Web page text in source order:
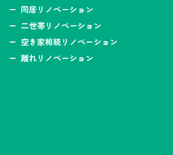
同居リノベーション
二世帯リノベーション
空き家相続リノベーション
離れリノベーション